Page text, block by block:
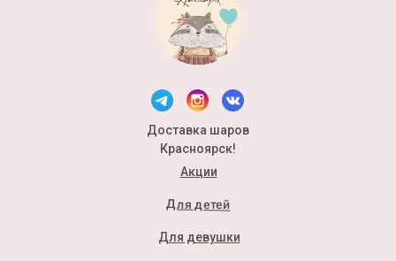
Доставка шаров
Красноярск!
Акции
Для детей
Для девушки